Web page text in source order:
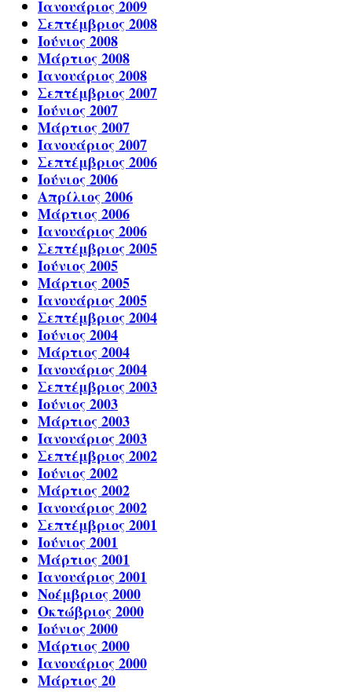
Ιανουάριος 2009
Σεπτέμβριος 2008
Ιούνιος 2008
Μάρτιος 2008
Ιανουάριος 2008
Σεπτέμβριος 2007
Ιούνιος 2007
Μάρτιος 2007
Ιανουάριος 2007
Σεπτέμβριος 2006
Ιούνιος 2006
Απρίλιος 2006
Μάρτιος 2006
Ιανουάριος 2006
Σεπτέμβριος 2005
Ιούνιος 2005
Μάρτιος 2005
Ιανουάριος 2005
Σεπτέμβριος 2004
Ιούνιος 2004
Μάρτιος 2004
Ιανουάριος 2004
Σεπτέμβριος 2003
Ιούνιος 2003
Μάρτιος 2003
Ιανουάριος 2003
Σεπτέμβριος 2002
Ιούνιος 2002
Μάρτιος 2002
Ιανουάριος 2002
Σεπτέμβριος 2001
Ιούνιος 2001
Μάρτιος 2001
Ιανουάριος 2001
Νοέμβριος 2000
Οκτώβριος 2000
Ιούνιος 2000
Μάρτιος 2000
Ιανουάριος 2000
Μάρτιος 20